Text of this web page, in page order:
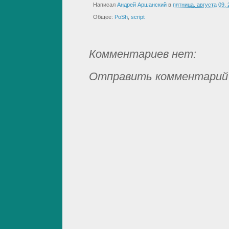
Написал Андрей Аршанский в пятница, августа 09,
Общее: PoSh, script
Комментариев нет:
Отправить комментарий